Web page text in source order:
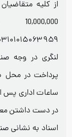
از کلیه
لنگری در وجه
پرداخت در محل
ساعات اداری پس
در دست داشتن
اسناد به نشانی